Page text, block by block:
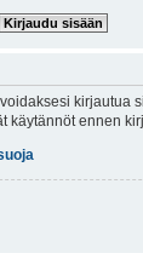
kirjautua
käytännöt ennen